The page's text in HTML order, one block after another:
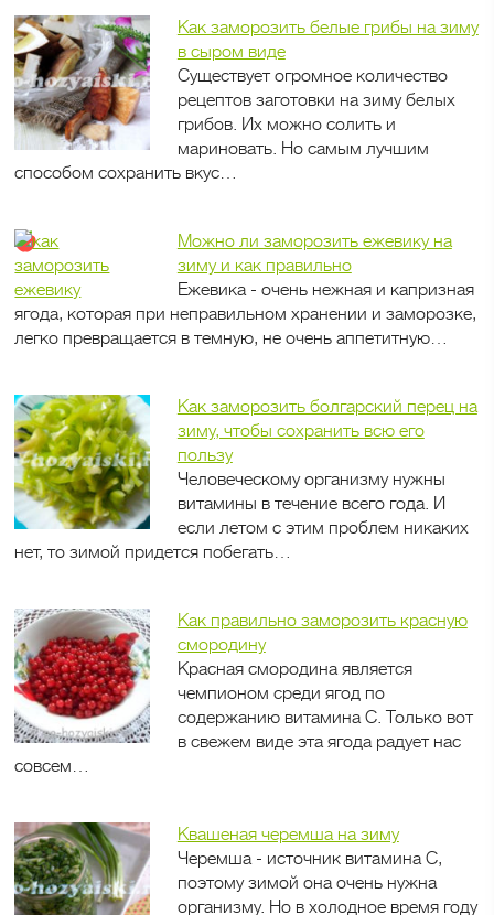
Как заморозить белые грибы на зиму
в сыром виде
Существует огромное количество
рецептов заготовки на зиму белых
грибов. Их можно солить и
мариновать. Но самым лучшим
способом сохранить вкус…
Можно ли заморозить ежевику на
зиму и как правильно
Ежевика - очень нежная и капризная
ягода, которая при неправильном хранении и заморозке,
легко превращается в темную, не очень аппетитную…
Как заморозить болгарский перец на
зиму, чтобы сохранить всю его
пользу
Человеческому организму нужны
витамины в течение всего года. И
если летом с этим проблем никаких
нет, то зимой придется побегать…
Как правильно заморозить красную
смородину
Красная смородина является
чемпионом среди ягод по
содержанию витамина С. Только вот
в свежем виде эта ягода радует нас
совсем…
Квашеная черемша на зиму
Черемша - источник витамина С,
поэтому зимой она очень нужна
организму. Но в холодное время году